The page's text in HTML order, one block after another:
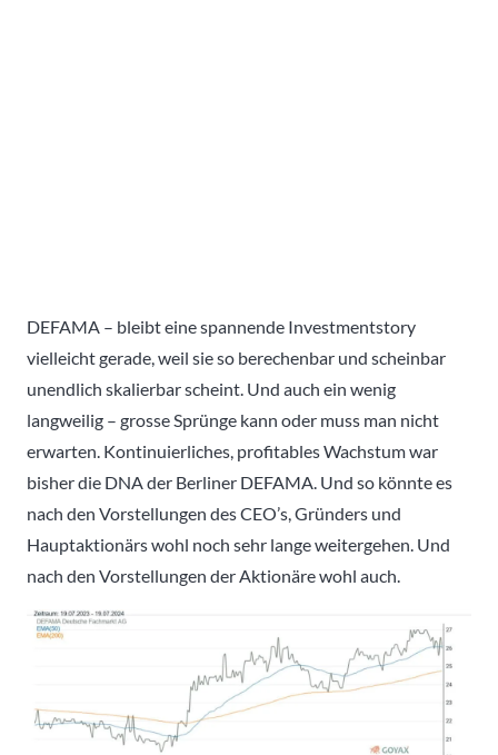
DEFAMA – bleibt eine spannende Investmentstory
vielleicht gerade, weil sie so berechenbar und scheinbar
unendlich skalierbar scheint. Und auch ein wenig
langweilig – grosse Sprünge kann oder muss man nicht
erwarten. Kontinuierliches, profitables Wachstum war
bisher die DNA der Berliner DEFAMA. Und so könnte es
nach den Vorstellungen des CEO’s, Gründers und
Hauptaktionärs wohl noch sehr lange weitergehen. Und
nach den Vorstellungen der Aktionäre wohl auch.